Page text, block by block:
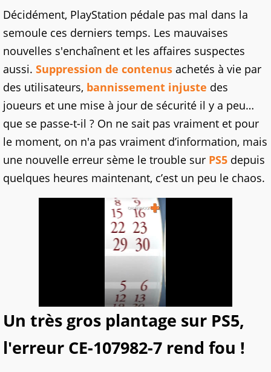
Décidément, PlayStation pédale pas mal dans la
semoule ces derniers temps. Les mauvaises
nouvelles s'enchaînent et les affaires suspectes
aussi. Suppression de contenus achetés à vie par
des utilisateurs, bannissement injuste des
joueurs et une mise à jour de sécurité il y a peu…
que se passe-t-il ? On ne sait pas vraiment et pour
le moment, on n'a pas vraiment d’information, mais
une nouvelle erreur sème le trouble sur PS5 depuis
quelques heures maintenant, c’est un peu le chaos.
Un très gros plantage sur PS5,
l'erreur CE-107982-7 rend fou !